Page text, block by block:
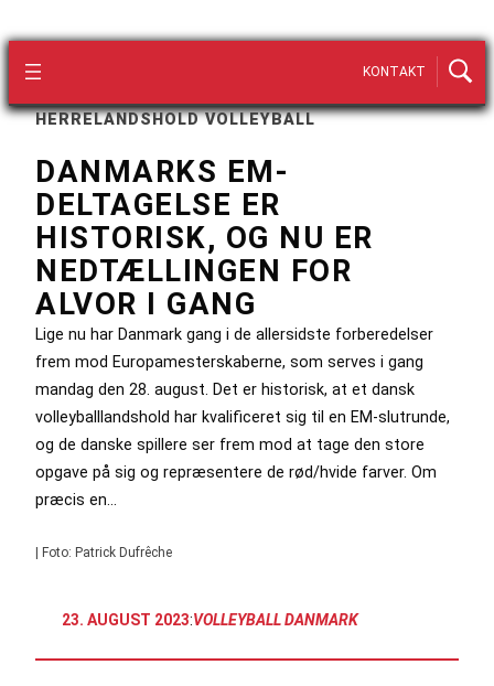
KONTAKT
HERRELANDSHOLD VOLLEYBALL
DANMARKS EM-
DELTAGELSE ER
HISTORISK, OG NU ER
NEDTÆLLINGEN FOR
ALVOR I GANG
Lige nu har Danmark gang i de allersidste forberedelser
frem mod Europamesterskaberne, som serves i gang
mandag den 28. august. Det er historisk, at et dansk
volleyballlandshold har kvalificeret sig til en EM-slutrunde,
og de danske spillere ser frem mod at tage den store
opgave på sig og repræsentere de rød/hvide farver. Om
præcis en…
| Foto: Patrick Dufrêche
23. AUGUST 2023:VOLLEYBALL DANMARK